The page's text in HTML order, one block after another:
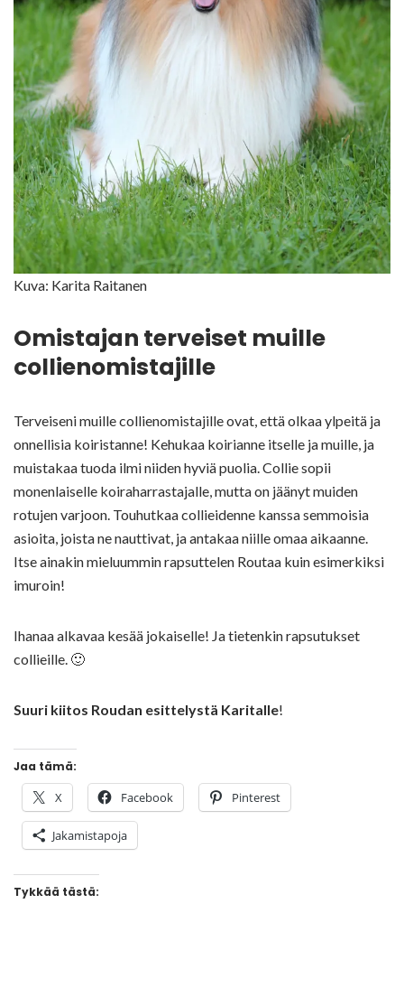
Kuva: Karita Raitanen
Omistajan terveiset muille
collienomistajille
Terveiseni muille collienomistajille ovat, että olkaa ylpeitä ja
onnellisia koiristanne! Kehukaa koirianne itselle ja muille, ja
muistakaa tuoda ilmi niiden hyviä puolia. Collie sopii
monenlaiselle koiraharrastajalle, mutta on jäänyt muiden
rotujen varjoon. Touhutkaa collieidenne kanssa semmoisia
asioita, joista ne nauttivat, ja antakaa niille omaa aikaanne.
Itse ainakin mieluummin rapsuttelen Routaa kuin esimerkiksi
imuroin!
Ihanaa alkavaa kesää jokaiselle! Ja tietenkin rapsutukset
collieille. 🙂
Suuri kiitos Roudan esittelystä Karitalle!
Jaa tämä:
X Facebook Pinterest
Jakamistapoja
Tykkää tästä: